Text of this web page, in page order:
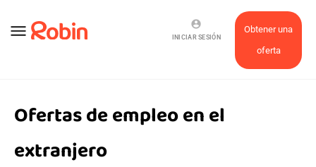
menu
Obtener una
oferta
account_circle
INICIAR SESIÓN
Ofertas de empleo en el
extranjero